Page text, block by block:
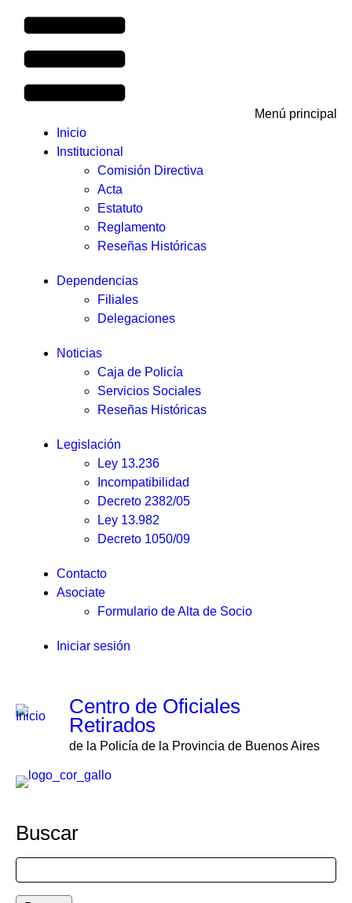
Menú principal
Inicio
Institucional
Comisión Directiva
Acta
Estatuto
Reglamento
Reseñas Históricas
Dependencias
Filiales
Delegaciones
Noticias
Caja de Policía
Servicios Sociales
Reseñas Históricas
Legislación
Ley 13.236
Incompatibilidad
Decreto 2382/05
Ley 13.982
Decreto 1050/09
Contacto
Asociate
Formulario de Alta de Socio
Iniciar sesión
Centro de Oficiales
Retirados
de la Policía de la Provincia de Buenos Aires
Buscar